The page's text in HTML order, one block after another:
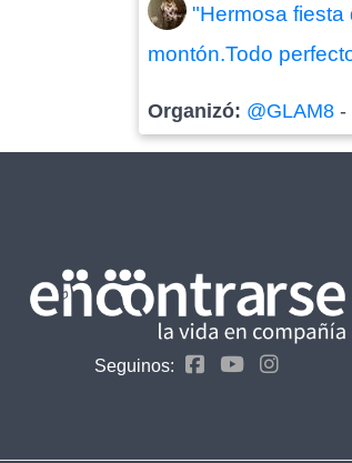
"Hermosa fiesta
montón.Todo
Organizó: @GLAM8 -
Seguinos: